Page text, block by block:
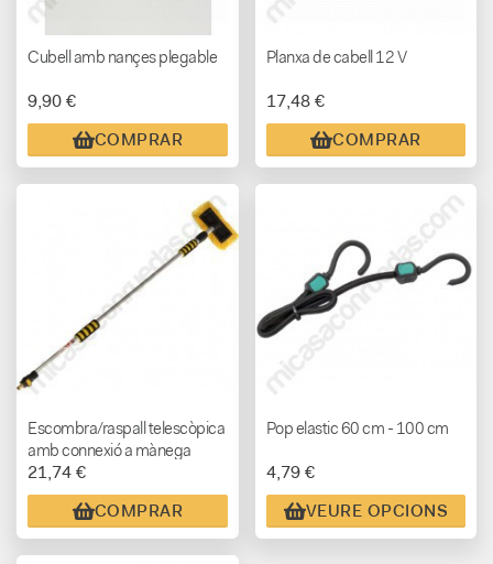
Cubell amb nançes plegable
9,90 €
COMPRAR
Planxa de cabell 12 V
17,48 €
COMPRAR
Escombra/raspall telescòpica
amb connexió a mànega
21,74 €
COMPRAR
Pop elastic 60 cm - 100 cm
4,79 €
VEURE OPCIONS